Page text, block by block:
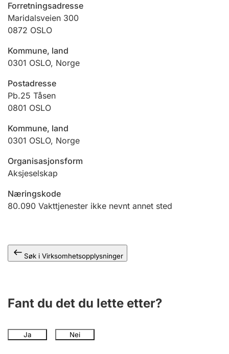
Jeger
Ektepaktveileder
Andre tema
Forretningsadresse
Maridalsveien 300
0872 OSLO
Kommune, land
0301 OSLO, Norge
Postadresse
Pb.25 Tåsen
0801 OSLO
Kommune, land
0301 OSLO, Norge
Organisasjonsform
Aksjeselskap
Næringskode
80.090 Vakttjenester ikke nevnt annet sted
Søk i Virksomhetsopplysninger
Fant du det du lette etter?
Ja Nei